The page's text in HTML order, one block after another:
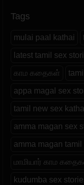
Tags
mulai paal kathai
latest tamil sex
காம கதைகள்
appa magal sex
tamil new sex
amma magan sex
amma magan tamil
மாமியார் காம
kudumba sex